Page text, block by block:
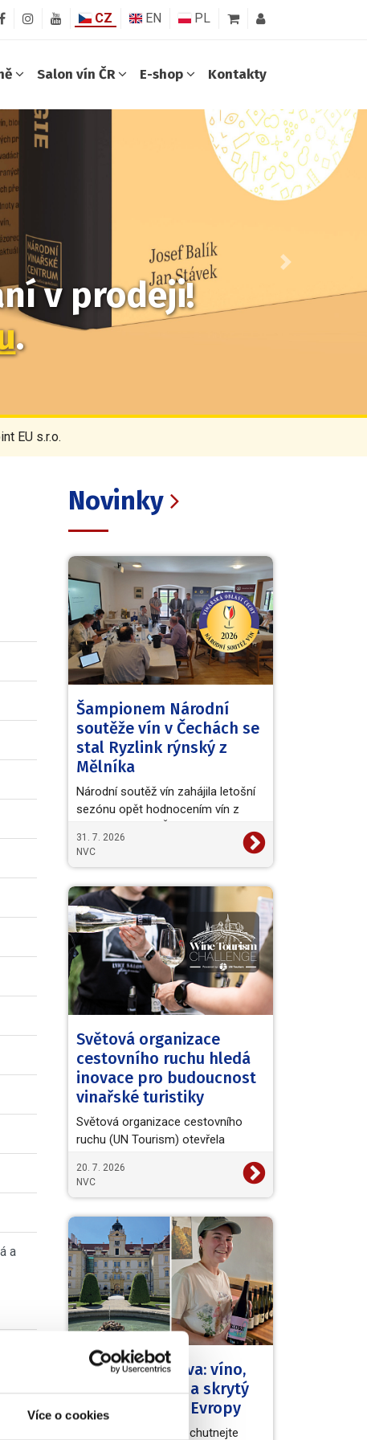
Více o cookies
CZ EN PL
Salon vín ČR E-shop Kontakty
v prodeji!
.
Další
EU s.r.o.
a
Novinky
Šampionem Národní
soutěže vín v Čechách se
stal Ryzlink rýnský z
Mělníka
Národní soutěž vín zahájila letošní
sezónu opět hodnocením vín z
Šampiona a zároveň…
31. 7. 2026
NVC
Světová organizace
cestovního ruchu hledá
inovace pro budoucnost
vinařské turistiky
Světová organizace cestovního
ruchu (UN Tourism) otevřela
Tourism Innovation Challenge,…
20. 7. 2026
NVC
Kouzelná Morava: víno,
barokní zámky a skrytý
poklad střední Evropy
Užijte si skvělá vína, ochutnejte